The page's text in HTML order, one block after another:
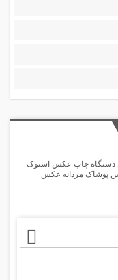
دستگاه چاپ عکس استوک
مردانه عکس